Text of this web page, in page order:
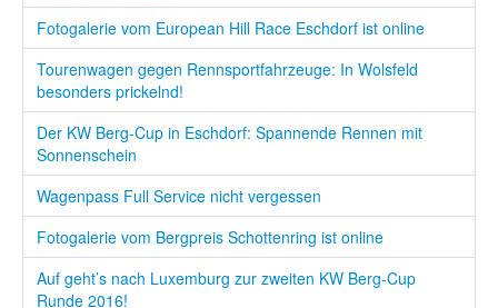
Fotogalerie vom European Hill Race Eschdorf ist online
Tourenwagen gegen Rennsportfahrzeuge: In Wolsfeld
besonders prickelnd!
Der KW Berg-Cup in Eschdorf: Spannende Rennen mit
Sonnenschein
Wagenpass Full Service nicht vergessen
Fotogalerie vom Bergpreis Schottenring ist online
Auf geht’s nach Luxemburg zur zweiten KW Berg-Cup
Runde 2016!